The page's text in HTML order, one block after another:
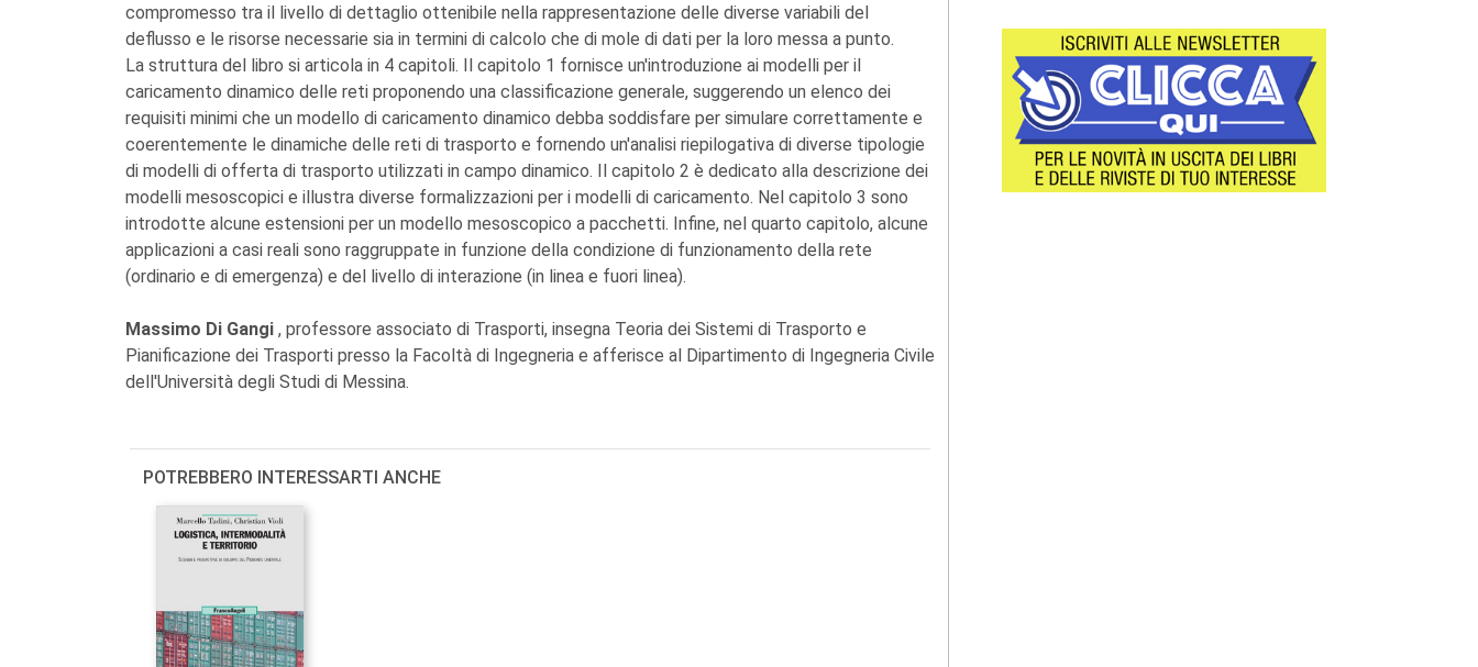
compromesso tra il livello di dettaglio ottenibile nella rappresentazione delle diverse variabili del
deflusso e le risorse necessarie sia in termini di calcolo che di mole di dati per la loro messa a punto.
La struttura del libro si articola in 4 capitoli. Il capitolo 1 fornisce un'introduzione ai modelli per il
caricamento dinamico delle reti proponendo una classificazione generale, suggerendo un elenco dei
requisiti minimi che un modello di caricamento dinamico debba soddisfare per simulare correttamente e
coerentemente le dinamiche delle reti di trasporto e fornendo un'analisi riepilogativa di diverse tipologie
di modelli di offerta di trasporto utilizzati in campo dinamico. Il capitolo 2 è dedicato alla descrizione dei
modelli mesoscopici e illustra diverse formalizzazioni per i modelli di caricamento. Nel capitolo 3 sono
introdotte alcune estensioni per un modello mesoscopico a pacchetti. Infine, nel quarto capitolo, alcune
applicazioni a casi reali sono raggruppate in funzione della condizione di funzionamento della rete
(ordinario e di emergenza) e del livello di interazione (in linea e fuori linea).
Massimo Di Gangi , professore associato di Trasporti, insegna Teoria dei Sistemi di Trasporto e
Pianificazione dei Trasporti presso la Facoltà di Ingegneria e afferisce al Dipartimento di Ingegneria Civile
dell'Università degli Studi di Messina.
POTREBBERO INTERESSARTI ANCHE